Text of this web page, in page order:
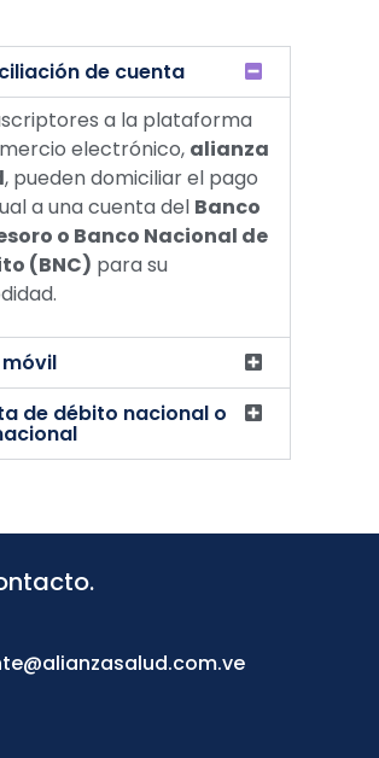
de cuenta
a la plataforma
electrónico, alianza
, pueden domiciliar el pago
a una cuenta del Banco
o Banco Nacional de
(BNC) para su
de débito nacional o